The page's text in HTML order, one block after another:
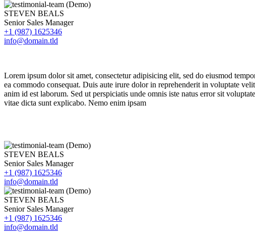
STEVEN BEALS
Senior Sales Manager
+1 (987) 1625346
info@domain.tld
Lorem ipsum dolor sit amet, consectetur adipisicing elit, sed do eiusmod
ea commodo consequat. Duis aute irure dolor in reprehenderit in voluptate
anim id est laborum. Sed ut perspiciatis unde omnis iste natus error sit
vitae dicta sunt explicabo. Nemo enim ipsam
STEVEN BEALS
Senior Sales Manager
+1 (987) 1625346
info@domain.tld
STEVEN BEALS
Senior Sales Manager
+1 (987) 1625346
info@domain.tld